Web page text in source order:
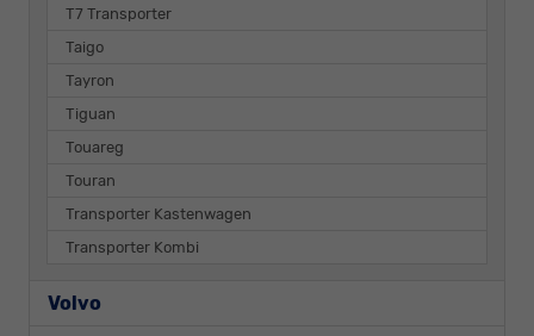
T7 Transporter
Taigo
Tayron
Tiguan
Touareg
Touran
Transporter Kastenwagen
Transporter Kombi
Volvo